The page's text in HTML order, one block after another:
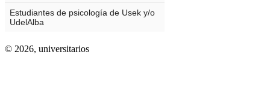
© 2026, universitarios